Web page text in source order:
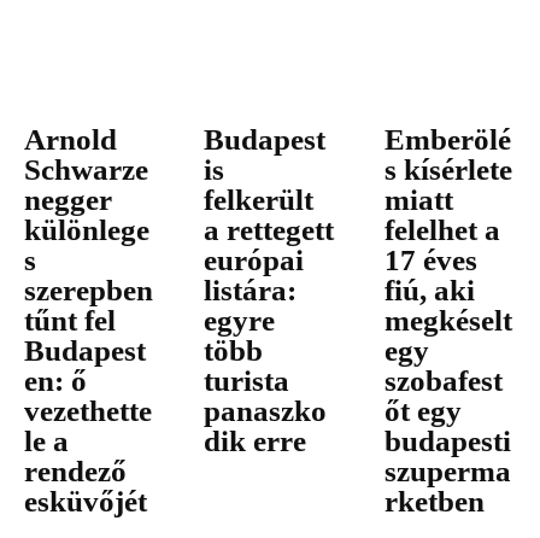
Arnold
Schwarze
negger
különlege
s
szerepben
tűnt fel
Budapest
en: ő
vezethette
le a
rendező
esküvőjét
Budapest
is
felkerült
a rettegett
európai
listára:
egyre
több
turista
panaszko
dik erre
Emberölé
s kísérlete
miatt
felelhet a
17 éves
fiú, aki
megkéselt
egy
szobafest
őt egy
budapesti
szuperma
rketben